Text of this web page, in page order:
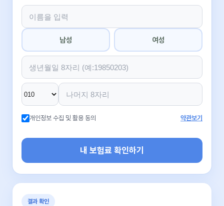
남성 여성
개인정보 수집 및 활용 동의 약관보기
내 보험료 확인하기
결과 확인